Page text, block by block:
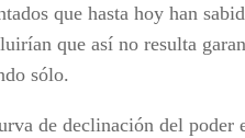
que hasta hoy han
que así no resulta
sólo.
de declinación del poder